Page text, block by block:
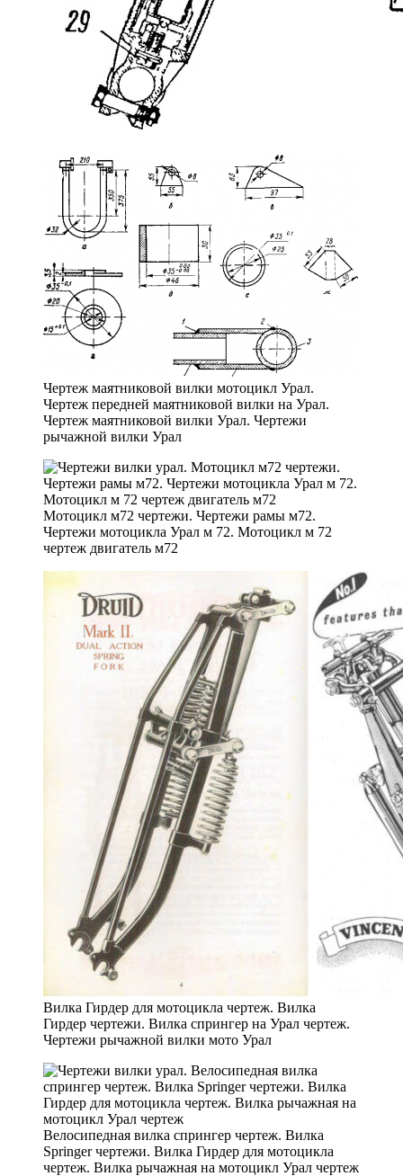
Чертеж маятниковой вилки мотоцикл Урал.
Чертеж передней маятниковой вилки на Урал.
Чертеж маятниковой вилки Урал. Чертежи
рычажной вилки Урал
Мотоцикл м72 чертежи. Чертежи рамы м72.
Чертежи мотоцикла Урал м 72. Мотоцикл м 72
чертеж двигатель м72
Вилка Гирдер для мотоцикла чертеж. Вилка
Гирдер чертежи. Вилка спрингер на Урал чертеж.
Чертежи рычажной вилки мото Урал
Велосипедная вилка спрингер чертеж. Вилка
Springer чертежи. Вилка Гирдер для мотоцикла
чертеж. Вилка рычажная на мотоцикл Урал чертеж